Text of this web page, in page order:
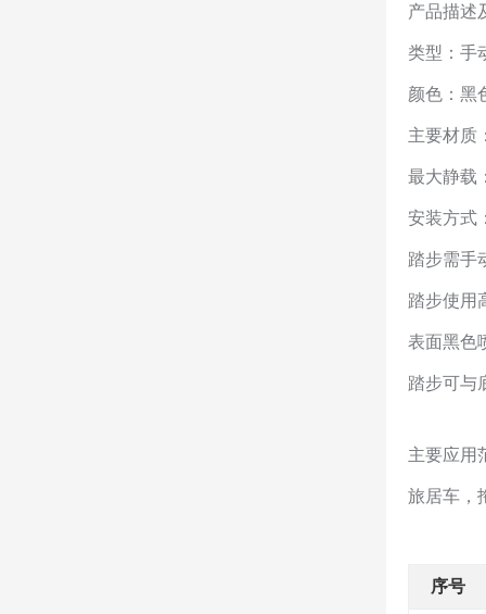
产品描述
类型：手
颜色：黑
主要材质
最大静载
安装方式
踏步需手
踏步使用
表面黑色
踏步可与
主要应用
旅居车，
序号